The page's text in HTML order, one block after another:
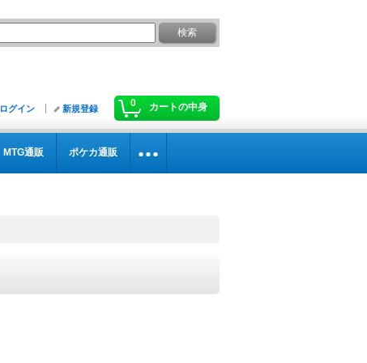
0 カートの中身
ログイン 新規登録
MTG通販 ポケカ通販